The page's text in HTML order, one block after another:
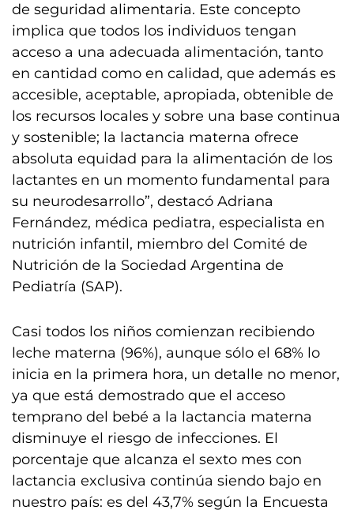
de seguridad alimentaria. Este concepto
implica que todos los individuos tengan
acceso a una adecuada alimentación, tanto
en cantidad como en calidad, que además es
accesible, aceptable, apropiada, obtenible de
los recursos locales y sobre una base continua
y sostenible; la lactancia materna ofrece
absoluta equidad para la alimentación de los
lactantes en un momento fundamental para
su neurodesarrollo”, destacó Adriana
Fernández, médica pediatra, especialista en
nutrición infantil, miembro del Comité de
Nutrición de la Sociedad Argentina de
Pediatría (SAP).
Casi todos los niños comienzan recibiendo
leche materna (96%), aunque sólo el 68% lo
inicia en la primera hora, un detalle no menor,
ya que está demostrado que el acceso
temprano del bebé a la lactancia materna
disminuye el riesgo de infecciones. El
porcentaje que alcanza el sexto mes con
lactancia exclusiva continúa siendo bajo en
nuestro país: es del 43,7% según la Encuesta